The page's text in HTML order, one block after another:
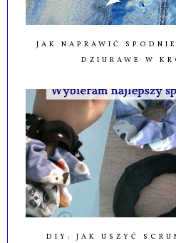
JAK NAPRAWIĆ
DZIURAWE W
DIY: JAK USZYĆ